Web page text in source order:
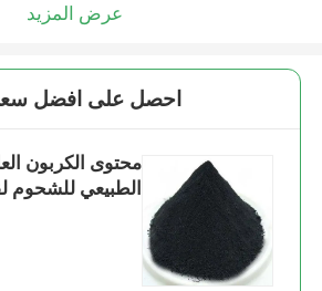
عرض المزيد
احصل على افضل
محتوى الكربون
الطبيعي للشحوم